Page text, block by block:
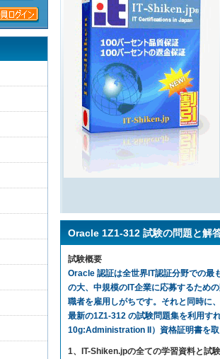
Oracle 1Z1-312 試験の問題と解
試験概要
Oracle 認証は全世界IT認証分野での最
の大、中規模のIT企業に応募するため
職者を雇用しがちです。それと同時に
最新の1Z1-312 の試験問題集を利用
10g:Administration II）資格証明書を
1、IT-Shiken.jpの全ての学習資料と試